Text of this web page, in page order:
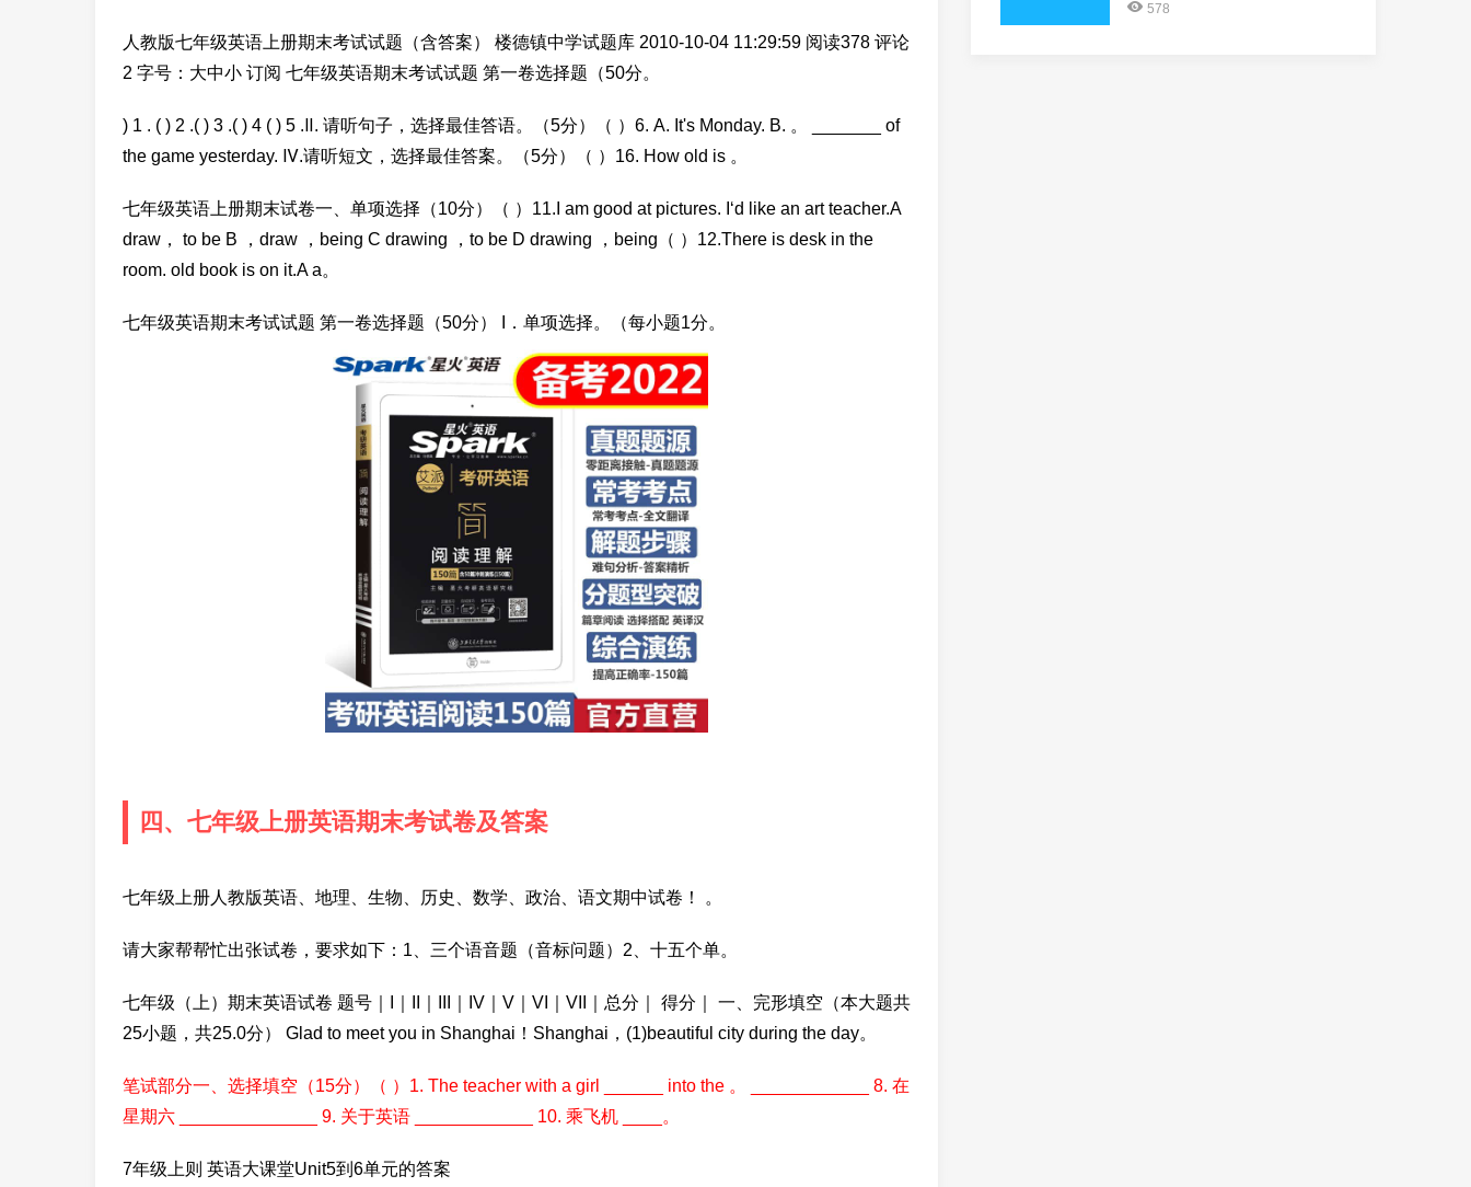
人教版七年级英语上册期末考试试题（含答案） 楼德镇中学试题库 2010-10-04 11:29:59 阅读378 评论
2 字号：大中小 订阅 七年级英语期末考试试题 第一卷选择题（50分。
) 1 . ( ) 2 .( ) 3 .( ) 4 ( ) 5 .Ⅱ. 请听句子，选择最佳答语。（5分）（ ）6. A. It's Monday. B. 。 _______ of
the game yesterday. Ⅳ.请听短文，选择最佳答案。（5分）（ ）16. How old is 。
七年级英语上册期末试卷一、单项选择（10分）（ ）11.I am good at pictures. I‘d like an art teacher.A
draw， to be B ，draw ，being C drawing ，to be D drawing ，being（ ）12.There is desk in the
room. old book is on it.A a。
七年级英语期末考试试题 第一卷选择题（50分） I．单项选择。（每小题1分。
四、七年级上册英语期末考试卷及答案
七年级上册人教版英语、地理、生物、历史、数学、政治、语文期中试卷！ 。
请大家帮帮忙出张试卷，要求如下：1、三个语音题（音标问题）2、十五个单。
七年级（上）期末英语试卷 题号｜I｜II｜III｜IV｜V｜VI｜VII｜总分｜ 得分｜ 一、完形填空（本大题共
25小题，共25.0分） Glad to meet you in Shanghai！Shanghai，(1)beautiful city during the day。
笔试部分一、选择填空（15分）（ ）1. The teacher with a girl ______ into the 。 ____________ 8. 在
星期六 ______________ 9. 关于英语 ____________ 10. 乘飞机 ____。
7年级上则 英语大课堂Unit5到6单元的答案
578